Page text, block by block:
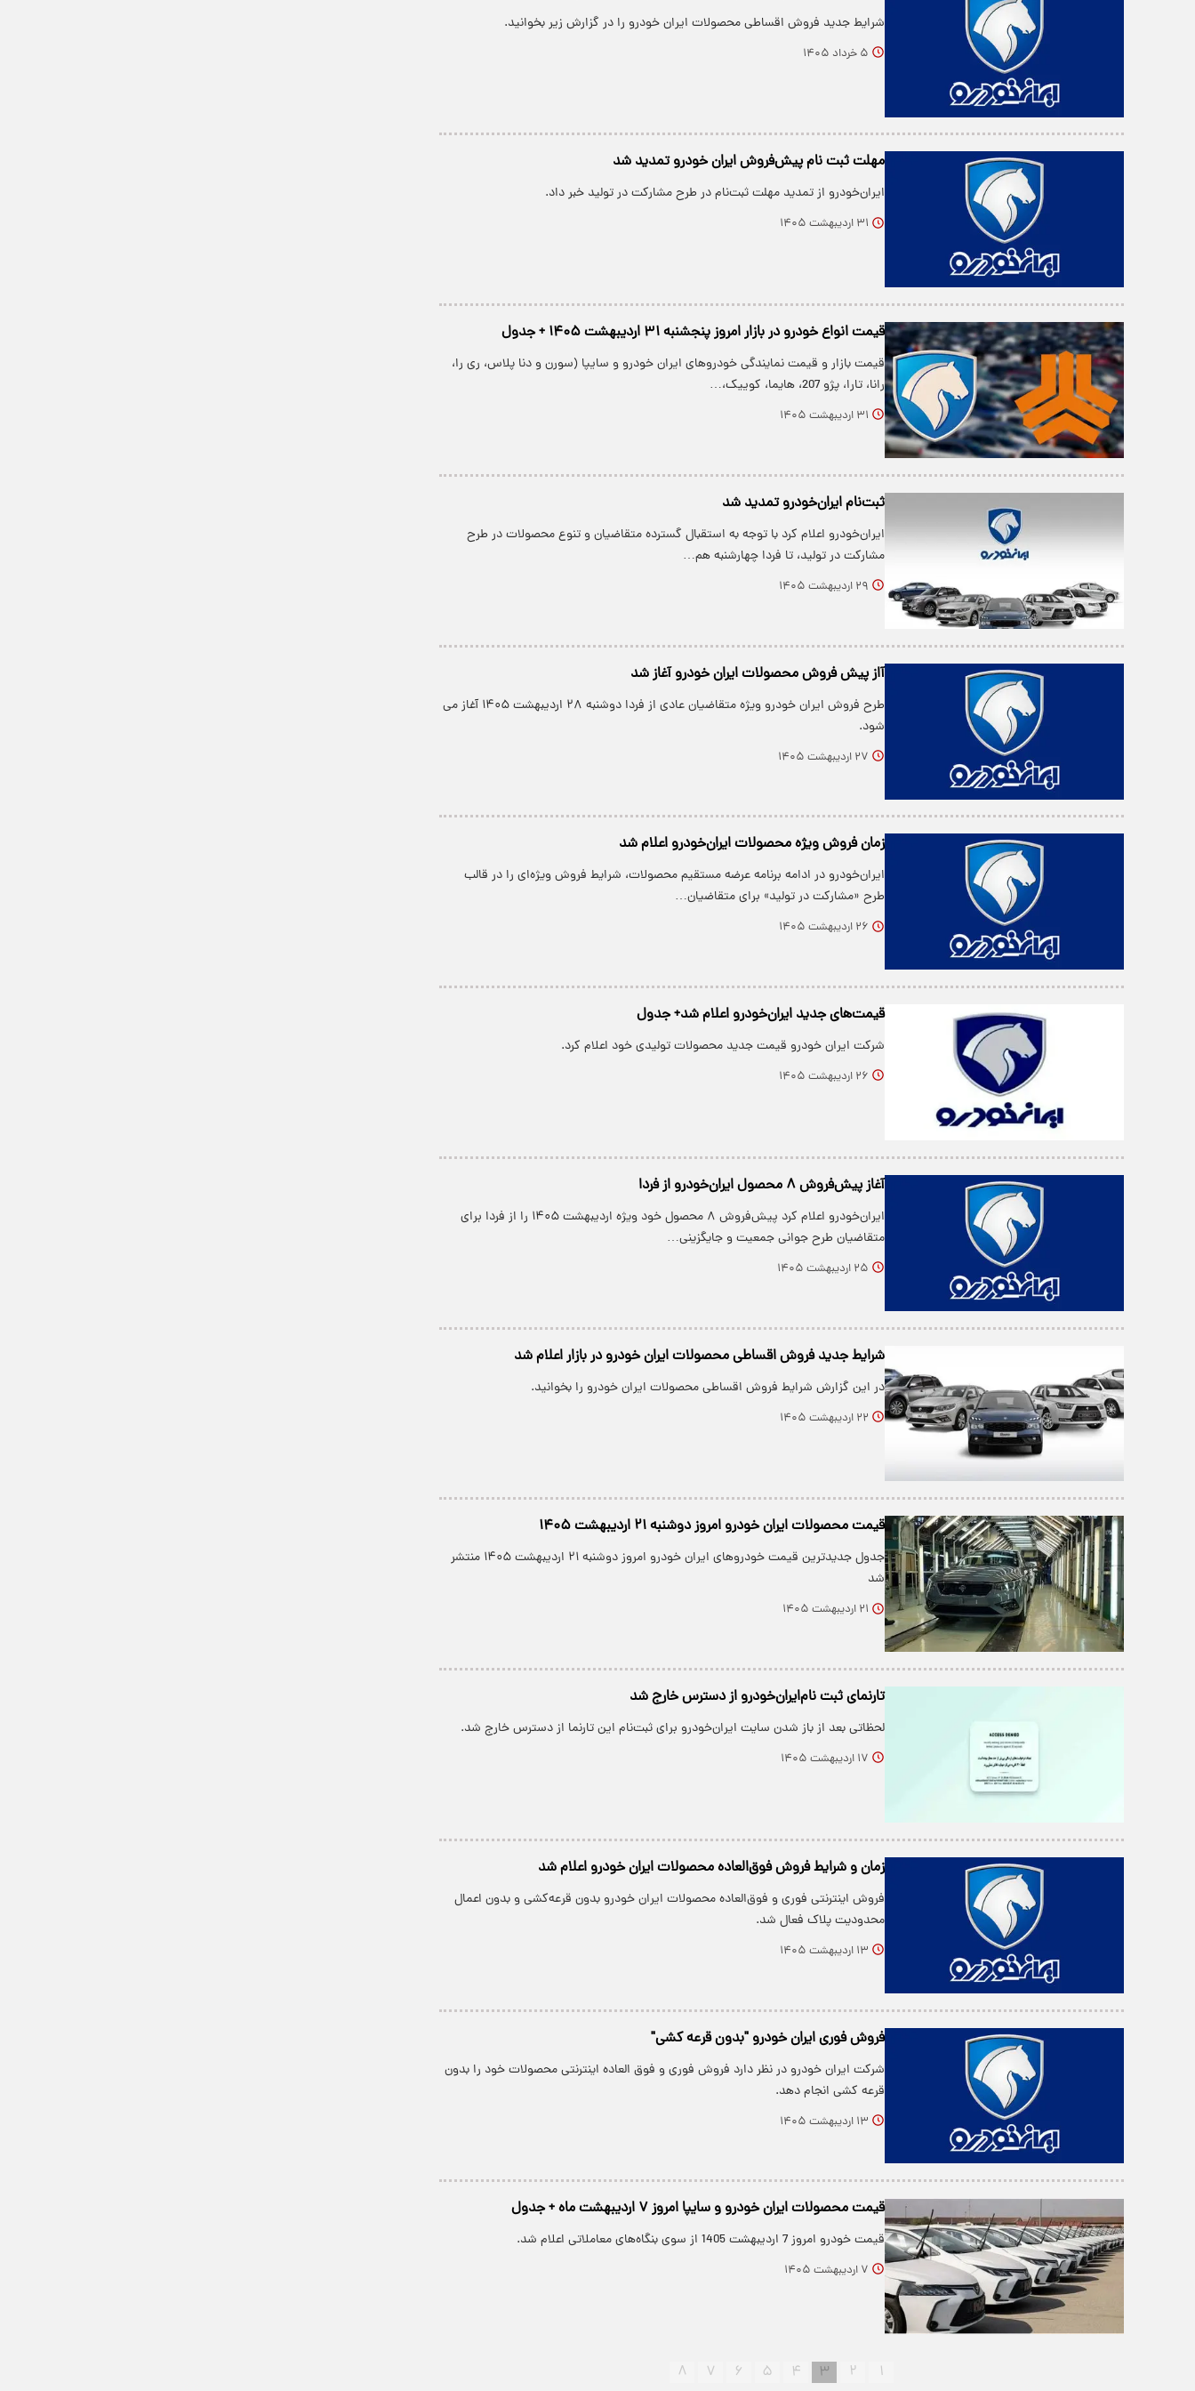
شرایط جدید فروش اقساطی محصولات ایران خودرو را در گزارش زیر بخوانید.
۵ خرداد ۱۴۰۵
مهلت ثبت نام پیش‌فروش ایران خودرو تمدید شد
ایران‌خودرو از تمدید مهلت ثبت‌نام در طرح مشارکت در تولید خبر داد.
۳۱ اردیبهشت ۱۴۰۵
قیمت انواع خودرو در بازار امروز پنجشنبه ۳۱ اردیبهشت ۱۴۰۵ + جدول
قیمت بازار و قیمت نمایندگی خودرو‌های ایران خودرو و سایپا (سورن و دنا پلاس، ری را،
رانا، تارا، پژو 207، هایما، کوییک،…
۳۱ اردیبهشت ۱۴۰۵
ثبت‌نام ایران‌خودرو تمدید شد
ایران‌خودرو اعلام کرد با توجه به استقبال گسترده متقاضیان و تنوع محصولات در طرح
مشارکت در تولید، تا فردا چهارشنبه هم…
۲۹ اردیبهشت ۱۴۰۵
آاز پیش فروش محصولات ایران خودرو آغاز شد
طرح فروش ایران خودرو ویژه متقاضیان عادی از فردا دوشنبه ۲۸ اردیبهشت ۱۴۰۵ آغاز می
شود.
۲۷ اردیبهشت ۱۴۰۵
زمان فروش ویژه محصولات ایران‌خودرو اعلام شد
ایران‌خودرو در ادامه برنامه عرضه مستقیم محصولات، شرایط فروش ویژه‌ای را در قالب
طرح «مشارکت در تولید» برای متقاضیان…
۲۶ اردیبهشت ۱۴۰۵
قیمت‌های جدید ایران‌خودرو اعلام شد+ جدول
شرکت ایران خودرو قیمت جدید محصولات تولیدی خود اعلام کرد.
۲۶ اردیبهشت ۱۴۰۵
آغاز پیش‌فروش ۸ محصول ایران‌خودرو از فردا
ایران‌خودرو اعلام کرد پیش‌فروش ۸ محصول خود ویژه اردیبهشت ۱۴۰۵ را از فردا برای
متقاضیان طرح جوانی جمعیت و جایگزینی…
۲۵ اردیبهشت ۱۴۰۵
شرایط جدید فروش اقساطی محصولات ایران خودرو در بازار اعلام شد
در این گزارش شرایط فروش اقساطی محصولات ایران خودرو را بخوانید.
۲۲ اردیبهشت ۱۴۰۵
قیمت محصولات ایران خودرو امروز دوشنبه ۲۱ اردیبهشت ۱۴۰۵
جدول جدیدترین قیمت خودروهای ایران خودرو امروز دوشنبه ۲۱ اردیبهشت ۱۴۰۵ منتشر
شد
۲۱ اردیبهشت ۱۴۰۵
تارنمای ثبت نام‌ایران‌خودرو از دسترس خارج شد
لحظاتی بعد از باز شدن سایت ایران‌خودرو برای ثبت‌نام این تارنما از دسترس خارج شد.
۱۷ اردیبهشت ۱۴۰۵
زمان و شرایط فروش فوق‌العاده محصولات ایران خودرو اعلام شد
فروش اینترنتی فوری و فوق‌العاده محصولات ایران خودرو بدون قرعه‌کشی و بدون اعمال
محدودیت پلاک فعال شد.
۱۳ اردیبهشت ۱۴۰۵
فروش فوری ایران خودرو "بدون قرعه کشی"
شرکت ایران خودرو در نظر دارد فروش فوری و فوق العاده اینترنتی محصولات خود را بدون
قرعه کشی انجام دهد.
۱۳ اردیبهشت ۱۴۰۵
قیمت محصولات ایران خودرو و سایپا امروز ۷ اردیبهشت ماه + جدول
قیمت خودرو امروز 7 اردیبهشت 1405 از سوی بنگاه‌های معاملاتی اعلام شد.
۷ اردیبهشت ۱۴۰۵
۱ ۲ ۳ ۴ ۵ ۶ ۷ ۸